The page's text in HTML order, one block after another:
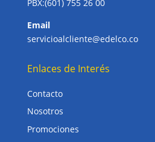
PBX:(601) 755 26 00
Email
servicioalcliente@edelco.co
Enlaces de Interés
Contacto
Nosotros
Promociones